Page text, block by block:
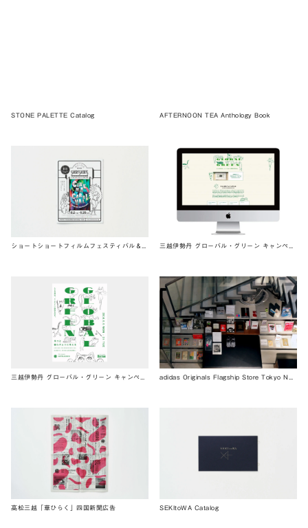
STONE PALETTE Catalog AFTERNOON TEA Anthology Book
高松三越「華ひらく」四国新聞広告 SEKItoWA Catalog